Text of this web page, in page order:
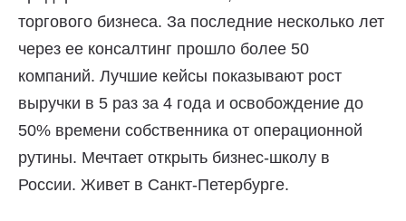
торгового бизнеса. За последние несколько лет
через ее консалтинг прошло более 50
компаний. Лучшие кейсы показывают рост
выручки в 5 раз за 4 года и освобождение до
50% времени собственника от операционной
рутины. Мечтает открыть бизнес-школу в
России. Живет в Санкт-Петербурге.